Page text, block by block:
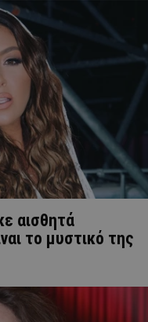
αισθητά
το μυστικό της